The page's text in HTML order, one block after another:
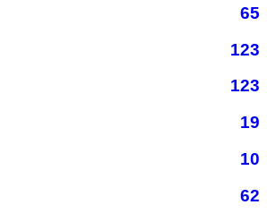
65
123
123
19
10
62